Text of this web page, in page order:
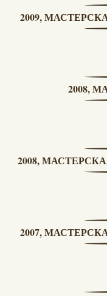
2009,
2008,
2008,
2007,